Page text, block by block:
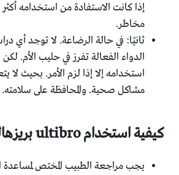
إذا كانت الاستفادة من استخدامه
مخاطر.
ثانيًا: في حالة الرضاعة. لا توجد أي
الدواء الفعالة تفرز في حليب الأم.
استخدامه إلا إذا لزم الأمر. بحيث لا
مشاكل صحية. والمحافظة على سلامته.
كيفية استخدام ultibro بريزهالر
يجب مراجعة الطبيب المختص